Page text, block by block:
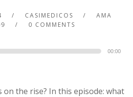
CASIMEDICOS
AMA
0 COMMENTS
00:00
on the rise? In this episode: what